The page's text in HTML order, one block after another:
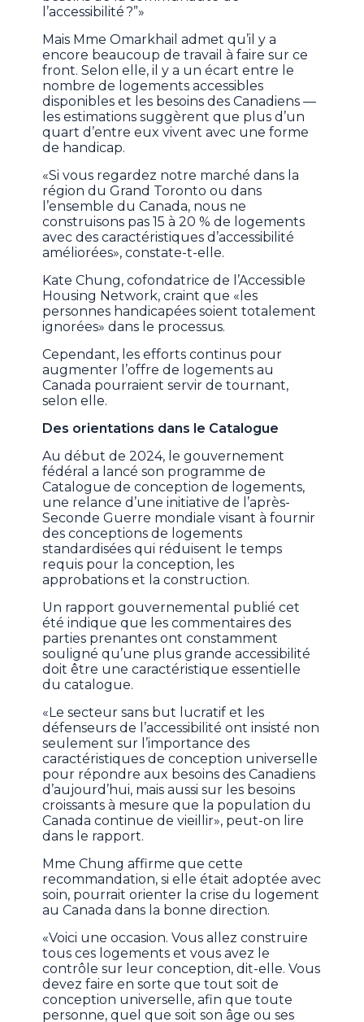
l’accessibilité ?”»
Mais Mme Omarkhail admet qu’il y a
encore beaucoup de travail à faire sur ce
front. Selon elle, il y a un écart entre le
nombre de logements accessibles
disponibles et les besoins des Canadiens —
les estimations suggèrent que plus d’un
quart d’entre eux vivent avec une forme
de handicap.
«Si vous regardez notre marché dans la
région du Grand Toronto ou dans
l’ensemble du Canada, nous ne
construisons pas 15 à 20 % de logements
avec des caractéristiques d’accessibilité
améliorées», constate-t-elle.
Kate Chung, cofondatrice de l’Accessible
Housing Network, craint que «les
personnes handicapées soient totalement
ignorées» dans le processus.
Cependant, les efforts continus pour
augmenter l’offre de logements au
Canada pourraient servir de tournant,
selon elle.
Des orientations dans le Catalogue
Au début de 2024, le gouvernement
fédéral a lancé son programme de
Catalogue de conception de logements,
une relance d’une initiative de l’après-
Seconde Guerre mondiale visant à fournir
des conceptions de logements
standardisées qui réduisent le temps
requis pour la conception, les
approbations et la construction.
Un rapport gouvernemental publié cet
été indique que les commentaires des
parties prenantes ont constamment
souligné qu’une plus grande accessibilité
doit être une caractéristique essentielle
du catalogue.
«Le secteur sans but lucratif et les
défenseurs de l’accessibilité ont insisté non
seulement sur l’importance des
caractéristiques de conception universelle
pour répondre aux besoins des Canadiens
d’aujourd’hui, mais aussi sur les besoins
croissants à mesure que la population du
Canada continue de vieillir», peut-on lire
dans le rapport.
Mme Chung affirme que cette
recommandation, si elle était adoptée avec
soin, pourrait orienter la crise du logement
au Canada dans la bonne direction.
«Voici une occasion. Vous allez construire
tous ces logements et vous avez le
contrôle sur leur conception, dit-elle. Vous
devez faire en sorte que tout soit de
conception universelle, afin que toute
personne, quel que soit son âge ou ses